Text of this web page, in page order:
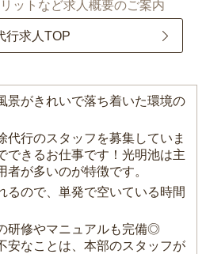
ットなど求人概要のご案内
行求人TOP
景がきれいで落ち着いた環境の
代行のスタッフを募集していま
できるお仕事です！光明池は主
が多いのが特徴です。
るので、単発で空いている時間
研修やマニュアルも完備◎
安なことは、本部のスタッフが